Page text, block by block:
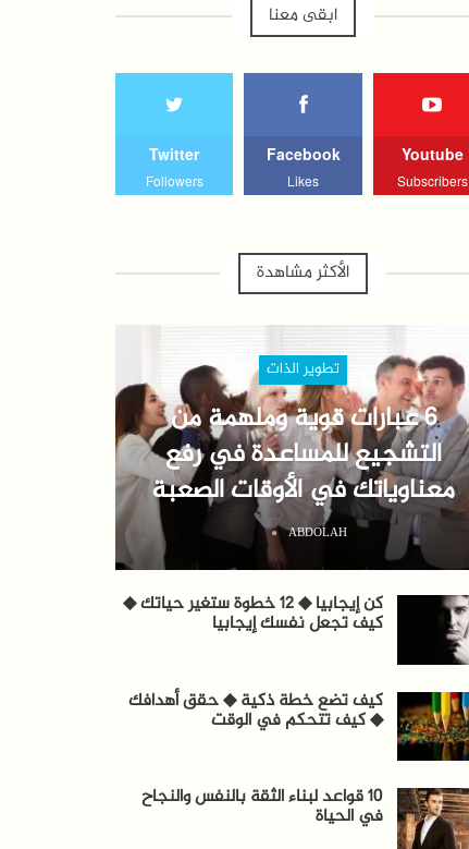
ابقى معنا
Youtube
Subscribers
Facebook
Likes
Twitter
Followers
الأكثر مشاهدة
تطوير الذات
6 عبارات قوية وملهمة من
التشجيع للمساعدة في رفع
معناوياتك في الأوقات الصعبة
ABDOLAH
كن إيجابيا ◆ 12 خطوة ستغير حياتك ◆
كيف تجعل نفسك إيجابيا
كيف تضع خطة ذكية ◆ حقق أهدافك
◆ كيف تتحكم في الوقت
10 قواعد لبناء الثقة بالنفس والنجاح
في الحياة